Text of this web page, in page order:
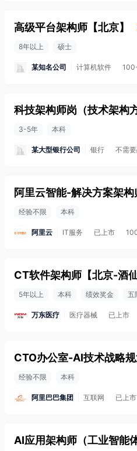
高级平台架构师 【北京】
8年以上 硕士
某知名公司 计算机软件
科技架构师岗（技术架构
3-5年 本科
某大型银行公司 银行 不需
阿里云智能-解决方案架
经验不限 本科
阿里云 IT服务 已上市
CT软件架构师 【北京-酒
5年以上 本科 绩效奖金 五
万东医疗 医疗器械 已上市
CTO办公室-AI技术战略
经验不限 本科
阿里巴巴集团 互联网 已上市